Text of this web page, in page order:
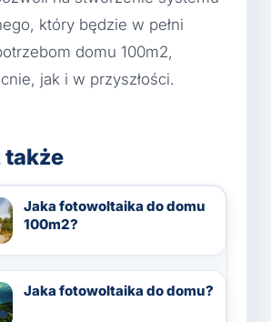
który będzie w pełni
domu 100m2,
jak i w przyszłości.
także
Jaka fotowoltaika do domu
100m2?
Jaka fotowoltaika do domu?